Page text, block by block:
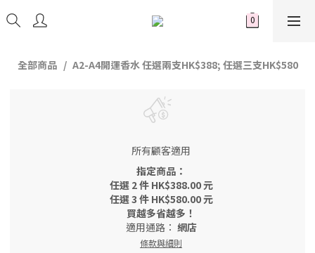
全部商品 A2-A4開運香水 任選兩支HK$388; 任選三支HK$580
所有顧客適用
指定商品：
任選 2 件 HK$388.00 元
任選 3 件 HK$580.00 元
買越多省越多！
適用通路： 網店
條款與細則